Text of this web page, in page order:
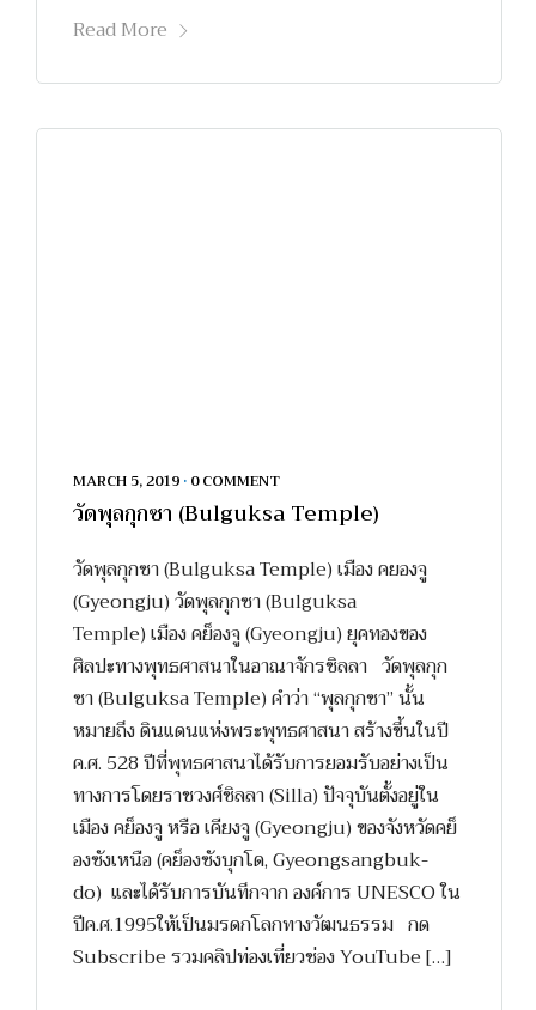
Read More
MARCH 5, 2019 • 0 COMMENT
วัดพุลกุกซา (Bulguksa Temple)
วัดพุลกุกซา (Bulguksa Temple) เมือง คยองจู
(Gyeongju) วัดพุลกุกซา (Bulguksa
Temple) เมือง คย็องจู (Gyeongju) ยุคทองของ
ศิลปะทางพุทธศาสนาในอาณาจักรชิลลา วัดพุลกุก
ซา (Bulguksa Temple) คำว่า “พุลกุกซา” นั้น
หมายถึง ดินแดนแห่งพระพุทธศาสนา สร้างขึ้นในปี
ค.ศ. 528 ปีที่พุทธศาสนาได้รับการยอมรับอย่างเป็น
ทางการโดยราชวงศ์ชิลลา (Silla) ปัจจุบันตั้งอยู่ใน
เมือง คย็องจู หรือ เคียงจู (Gyeongju) ของจังหวัดคย็
องซังเหนือ (คย็องซังบุกโด, Gyeongsangbuk-
do) และได้รับการบันทึกจาก องค์การ UNESCO ใน
ปีค.ศ.1995ให้เป็นมรดกโลกทางวัฒนธรรม กด
Subscribe รวมคลิปท่องเที่ยวช่อง YouTube […]